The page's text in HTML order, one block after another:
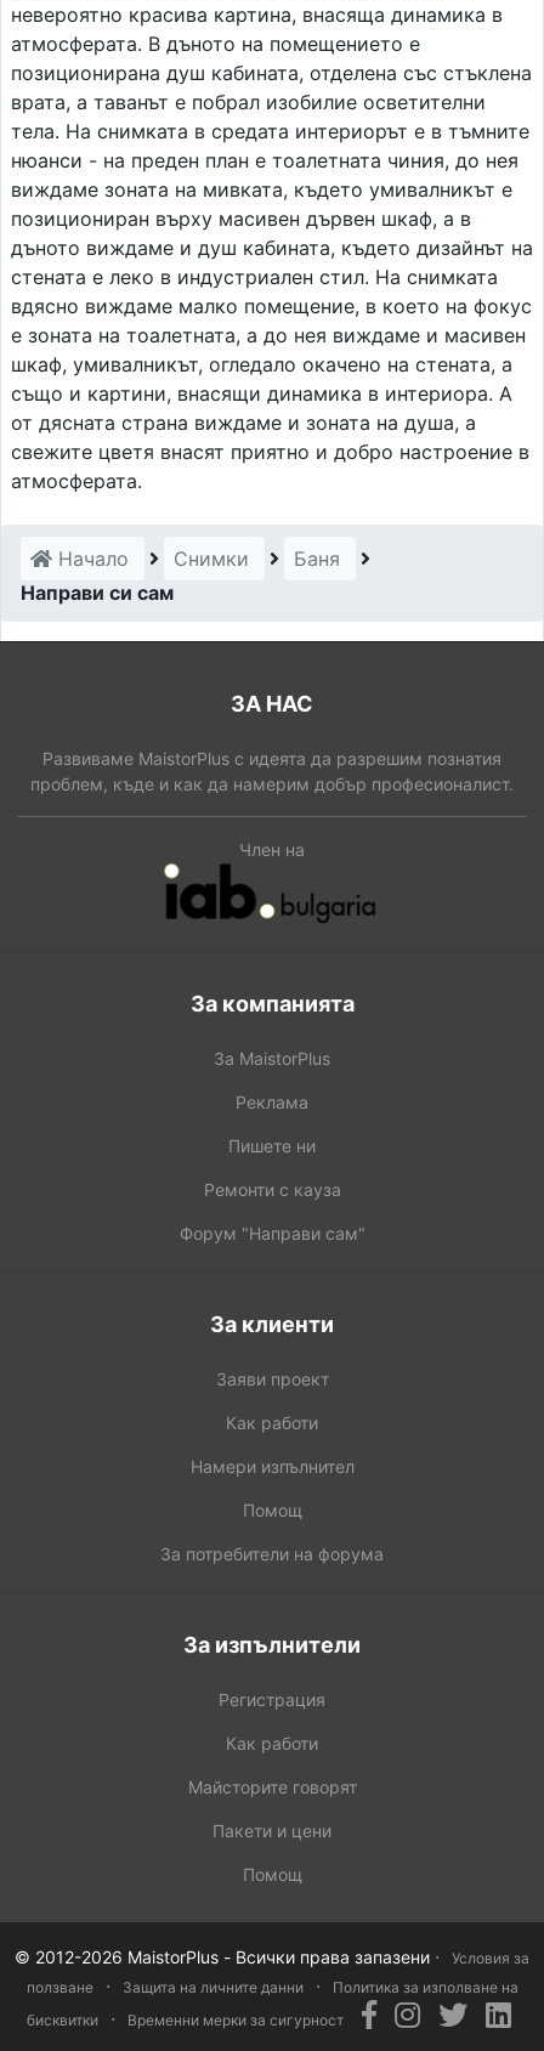
невероятно красива картина, внасяща динамика в
атмосферата. В дъното на помещението е
позиционирана душ кабината, отделена със стъклена
врата, а таванът е побрал изобилие осветителни
тела. На снимката в средата интериорът е в тъмните
нюанси - на преден план е тоалетната чиния, до нея
виждаме зоната на мивката, където умивалникът е
позициониран върху масивен дървен шкаф, а в
дъното виждаме и душ кабината, където дизайнът на
стената е леко в индустриален стил. На снимката
вдясно виждаме малко помещение, в което на фокус
е зоната на тоалетната, а до нея виждаме и масивен
шкаф, умивалникът, огледало окачено на стената, а
също и картини, внасящи динамика в интериора. А
от дясната страна виждаме и зоната на душа, а
свежите цветя внасят приятно и добро настроение в
атмосферата.
Начало Снимки
Баня
Направи си сам
ЗА НАС
Развиваме MaistorPlus с идеята да разрешим познатия
проблем, къде и как да намерим добър професионалист.
Член на
За компанията
За MaistorPlus
Реклама
Пишете ни
Ремонти с кауза
Форум "Направи сам"
За клиенти
Заяви проект
Как работи
Намери изпълнител
Помощ
За потребители на форума
За изпълнители
Регистрация
Как работи
Майсторите говорят
Пакети и цени
Помощ
© 2012-2026 MaistorPlus - Всички права запазени ·
Условия за
ползване
· Защита на личните данни ·
Политика за изполване на
бисквитки
· Временни мерки за сигурност